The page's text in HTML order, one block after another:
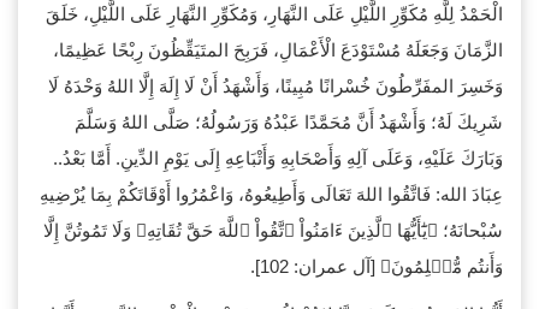
الْحَمْدُ لِلَّهِ مُكَوِّرِ اللَّيْلِ عَلَى النَّهَارِ، وَمُكَوِّرِ النَّهَارِ عَلَى اللَّيْلِ، خَلَقَ
الزَّمَانَ وَجَعَلَهُ مُسْتَوْدَعَ الْأَعْمَالِ، فَرَبِحَ المتَيَقِّظُونَ رِبْحًا عَظِيمًا،
وَخَسِرَ المفَرِّطُونَ خُسْرانًا مُبِينًا، وَأَشْهَدُ أَنْ لَا إِلَهَ إِلَّا اللهُ وَحْدَهُ لَا
شَرِيكَ لَهُ؛ وَأَشْهَدُ أَنَّ مُحَمَّدًا عَبْدُهُ وَرَسُولُهُ؛ صَلَّى اللهُ وَسَلَّمَ
وَبَارَكَ عَلَيْهِ، وَعَلَى آلِهِ وَأَصْحَابِهِ وَأَتْبَاعِهِ إِلَى يَوْمِ الدِّينِ. أَمَّا بَعْدُ..
عِبَادَ الله: فَاتَّقُوا اللهَ تَعَالَى وَأَطِيعُوهُ، وَاعْمُرُوا أَوْقَاتَكُمْ بِمَا يُرْضِيهِ
سُبْحانَهُ؛ ﴿يَٰٓأَيُّهَا ٱلَّذِينَ ءَامَنُواْ ٱتَّقُواْ ٱللَّهَ حَقَّ تُقَاتِهِۦ وَلَا تَمُوتُنَّ إِلَّا
وَأَنتُم مُّسۡلِمُونَ﴾ [آل عمران: 102].